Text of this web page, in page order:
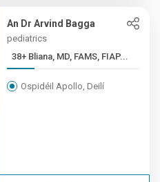
An Dr Arvind Bagga
pediatrics
38+ Bliana, MD, FAMS, FIAP...
Ospidéil Apollo, Deilí